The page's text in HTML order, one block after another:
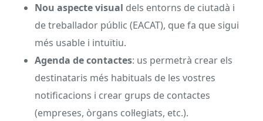
Nou aspecte visual dels entorns de ciutadà i
de treballador públic (EACAT), que fa que sigui
més usable i intuïtiu.
Agenda de contactes: us permetrà crear els
destinataris més habituals de les vostres
notificacions i crear grups de contactes
(empreses, òrgans col·legiats, etc.).